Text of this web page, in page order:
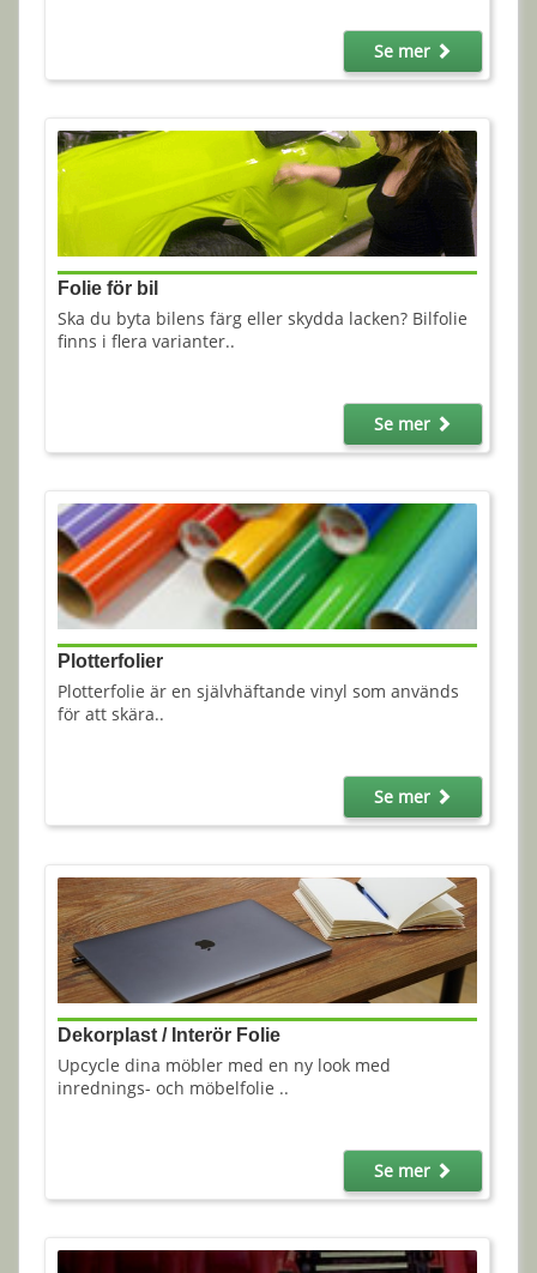
Se mer
Folie för bil
Ska du byta bilens färg eller skydda lacken? Bilfolie
finns i flera varianter..
Se mer
Plotterfolier
Plotterfolie är en självhäftande vinyl som används
för att skära..
Se mer
Dekorplast / Interör Folie
Upcycle dina möbler med en ny look med
inrednings- och möbelfolie ..
Se mer